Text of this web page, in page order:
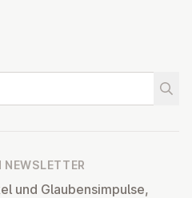
NEWSLETTER
und Glaubensimpulse,